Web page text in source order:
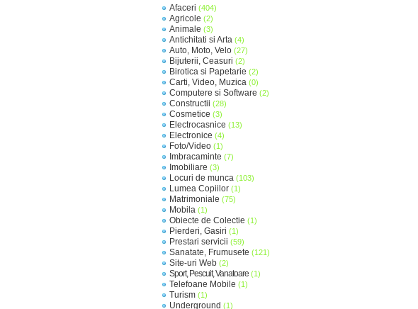
Afaceri (404)
Agricole (2)
Animale (3)
Antichitati si Arta (4)
Auto, Moto, Velo (27)
Bijuterii, Ceasuri (2)
Birotica si Papetarie (2)
Carti, Video, Muzica (0)
Computere si Software (2)
Constructii (28)
Cosmetice (3)
Electrocasnice (13)
Electronice (4)
Foto/Video (1)
Imbracaminte (7)
Imobiliare (3)
Locuri de munca (103)
Lumea Copiilor (1)
Matrimoniale (75)
Mobila (1)
Obiecte de Colectie (1)
Pierderi, Gasiri (1)
Prestari servicii (59)
Sanatate, Frumusete (121)
Site-uri Web (2)
Sport, Pescuit, Vanatoare (1)
Telefoane Mobile (1)
Turism (1)
Underground (1)